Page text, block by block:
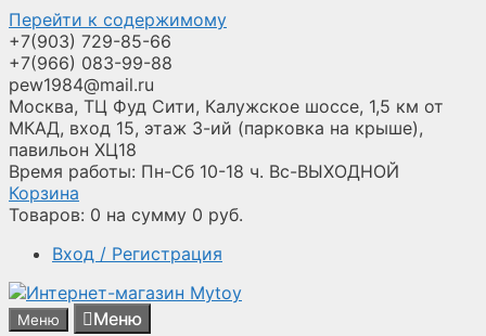
Перейти к содержимому
+7(903) 729-85-66
+7(966) 083-99-88
pew1984@mail.ru
Москва, ТЦ Фуд Сити, Калужское шоссе, 1,5 км от
МКАД, вход 15, этаж 3-ий (парковка на крыше),
павильон ХЦ18
Время работы: Пн-Сб 10-18 ч. Вс-ВЫХОДНОЙ
Корзина
Товаров: 0 на сумму 0 руб.
Вход / Регистрация
Меню Меню